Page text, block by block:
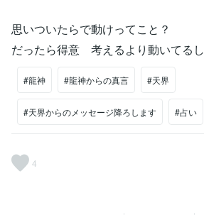
思いついたらで動けってこと？
だったら得意 考えるより動いてるし
#龍神 #龍神からの真言 #天界
#天界からのメッセージ降ろします #占い
4